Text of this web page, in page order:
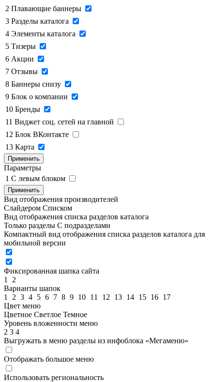
2 Плавающие баннеры
3 Разделы каталога
4 Элементы каталога
5 Тизеры
6 Акции
7 Отзывы
8 Баннеры снизу
9 Блок о компании
10 Бренды
11 Виджет соц. сетей на главной
12 Блок ВКонтакте
13 Карта
Применить
Параметры
1 C левым блоком
Применить
Вид отображения производителей
Слайдером Списком
Вид отображения списка разделов каталога
Только разделы С подразделами
Компактный вид отображения списка разделов каталога для
мобильной версии
Фиксированная шапка сайта
1
2
Варианты шапок
1
2 3 4 5 6 7 8 9 10 11 12 13 14 15 16 17
Цвет меню
Цветное Светлое Темное
Уровень вложенности меню
2 3 4
Выгружать в меню разделы из инфоблока «Мегаменю»
Отображать большое меню
Использовать региональность